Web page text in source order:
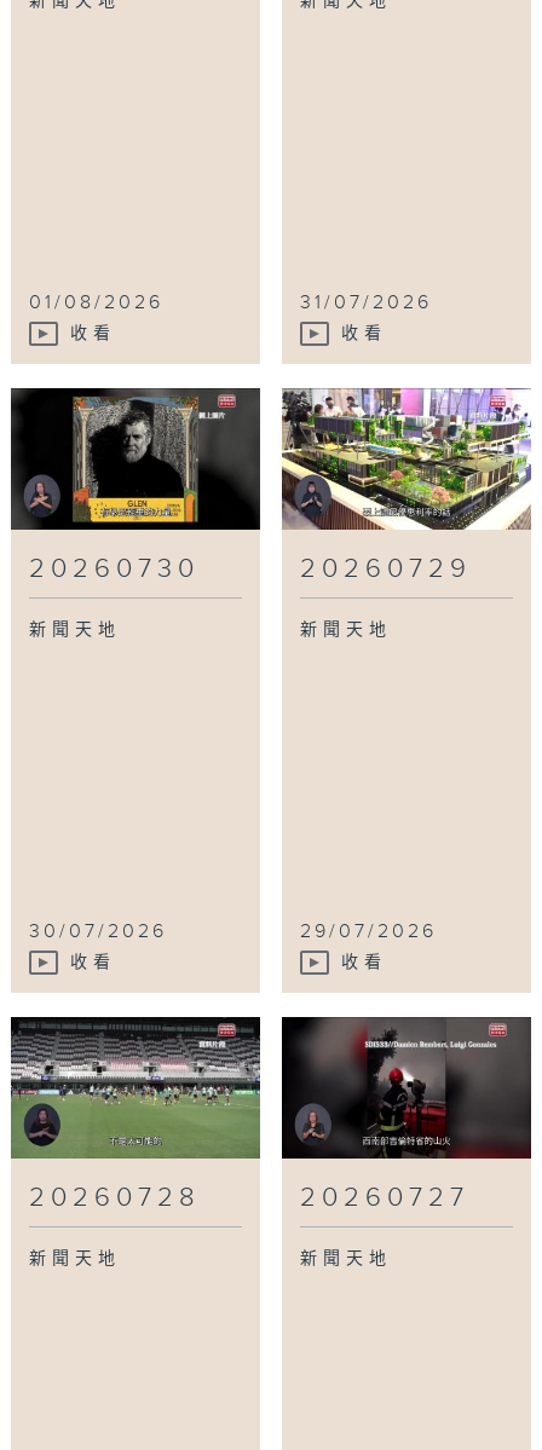
01/08/2026
收看
31/07/2026
收看
20260730
新聞天地
30/07/2026
收看
20260729
新聞天地
29/07/2026
收看
20260728
新聞天地
20260727
新聞天地